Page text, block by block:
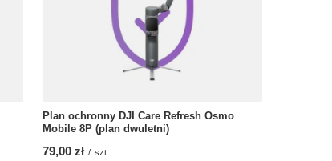
Plan ochronny DJI Care Refresh Osmo
Mobile 8P (plan dwuletni)
79,00 zł / szt.